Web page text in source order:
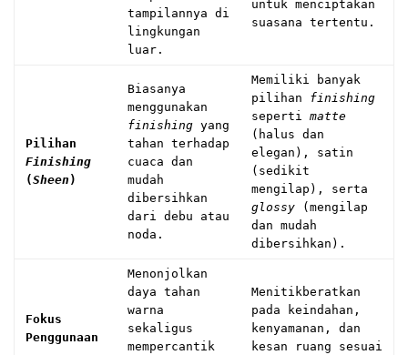
tampilannya di
lingkungan
luar.
untuk menciptakan
suasana tertentu.
Pilihan
Finishing
(Sheen )
Biasanya
menggunakan
finishing yang
tahan terhadap
cuaca dan
mudah
dibersihkan
dari debu atau
noda.
Memiliki banyak
pilihan finishing
seperti matte
(halus dan
elegan), satin
(sedikit
mengilap), serta
glossy (mengilap
dan mudah
dibersihkan).
Fokus
Penggunaan
Menonjolkan
daya tahan
warna
sekaligus
mempercantik
Menitikberatkan
pada keindahan,
kenyamanan, dan
kesan ruang sesuai